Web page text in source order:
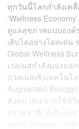
ทุกวันนี้โลกกำลังเค
‘Wellness
ดูแลสุขภาพแบบองค์
เติบโตอย่างโดดเด่น
Global Wellness
เวลเนสกำลังแบ่งออ
(เวลเนสเชิงเทคโนโ
Augmented
สังคม เช่น การใช้ชี
ธรรมชาติ) ที่เติบโต